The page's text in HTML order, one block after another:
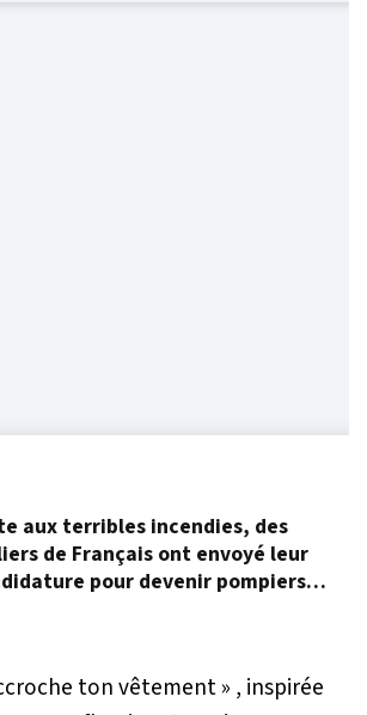
aux terribles incendies, des
de Français ont envoyé leur
pour devenir pompiers
ton vêtement » , inspirée